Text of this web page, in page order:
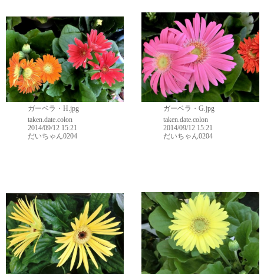
ガーベラ・H.jpg
taken.date.colon
2014/09/12 15:21
だいちゃん0204
ガーベラ・G.jpg
taken.date.colon
2014/09/12 15:21
だいちゃん0204